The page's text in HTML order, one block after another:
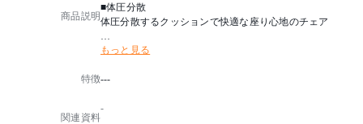
商品説明
■体圧分散
体圧分散するクッションで快適な座り心地のチェア
適度な固さのあるモールドウレタンをおしりの形に合
体圧分散と姿勢保持を両立しています。
■座昇降(ガスシリンダー式)機能付
もっと見る
特徴---
関連資料
-